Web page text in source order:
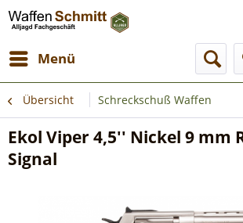
Menü
Übersicht Schreckschuß Waffen
Ekol Viper 4,5'' Nickel 9 mm
Signal